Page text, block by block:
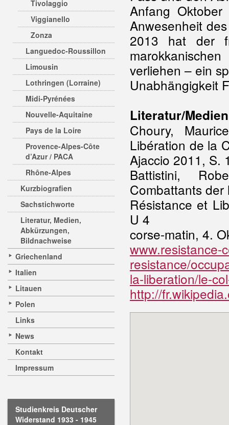
Tivolaggio
Viggianello
Zonza
Languedoc-Roussillon
Limousin
Lothringen (Lorraine)
Midi-Pyrénées
Nouvelle-Aquitaine
Pays de la Loire
Provence-Alpes-Côte
d’Azur / PACA
Rhône-Alpes
Kurzbiografien
Sachstichworte
Literatur, Medien,
Abkürzungen,
Bildnachweise
Griechenland
Italien
Litauen
Polen
Links
News
Kontakt
Impressum
Studienkreis Deutscher
Widerstand 1933 - 1945
Anfang
Anwesenheit
2013 hat der
verliehen – ein
Unabhängigkeit
Literatur/Medien
Choury,
Libération de la
Ajaccio 2011, S.
Battistini,
Combattants
Résistance et
U 4
corse-matin, 4.
www.resistance-
resistance/
la-liberation/le-
http://